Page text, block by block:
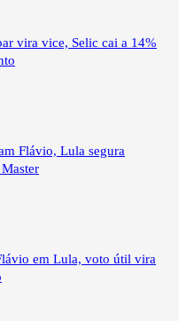
vira vice, Selic cai a 14%
Flávio, Lula segura
em Lula, voto útil vira